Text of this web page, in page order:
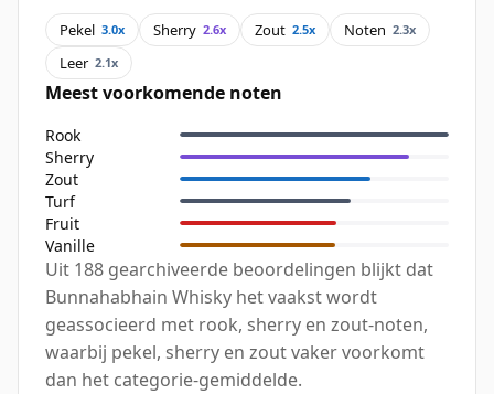
Pekel 3.0x Sherry 2.6x Zout 2.5x Noten 2.3x
Leer 2.1x
Meest voorkomende noten
Rook
Sherry
Zout
Turf
Fruit
Vanille
Uit 188 gearchiveerde beoordelingen blijkt dat
Bunnahabhain Whisky het vaakst wordt
geassocieerd met rook, sherry en zout-noten,
waarbij pekel, sherry en zout vaker voorkomt
dan het categorie-gemiddelde.